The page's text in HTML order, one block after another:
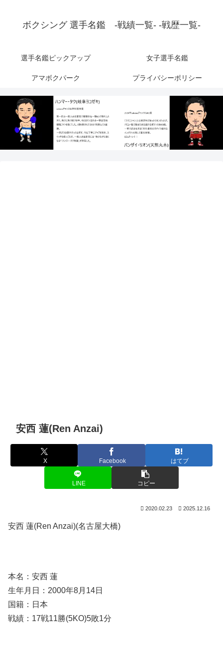
ボクシング 選手名鑑 -戦績一覧- -戦歴一覧-
選手名鑑ピックアップ 女子選手名鑑
アマボクパーク プライバシーポリシー
安西 蓮(Ren Anzai)
X Facebook はてブ
LINE コピー
2020.02.23 2025.12.16
安西 蓮(Ren Anzai)(名古屋大橋)
本名：安西 蓮
生年月日：2000年8月14日
国籍：日本
戦績：17戦11勝(5KO)5敗1分